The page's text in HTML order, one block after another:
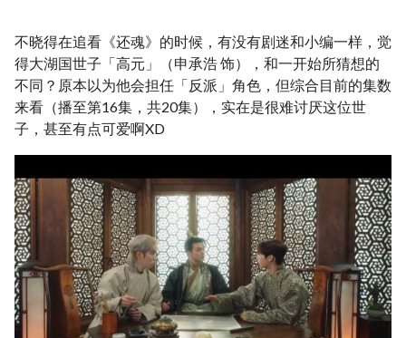
不晓得在追看《还魂》的时候，有没有剧迷和小编一样，觉
得大湖国世子「高元」（申承浩 饰），和一开始所猜想的
不同？原本以为他会担任「反派」角色，但综合目前的集数
来看（播至第16集，共20集），实在是很难讨厌这位世
子，甚至有点可爱啊XD